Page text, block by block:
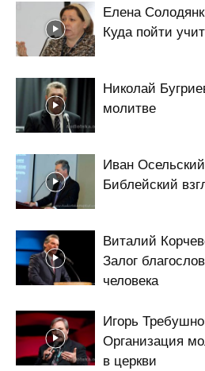
Елена
Куда пойти
Николай
молитве
Иван
Библейский
Виталий
Залог
человека
Игорь
Организация
в церкви